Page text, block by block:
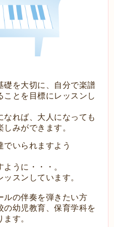
礎を大切に、自分で楽譜
ことを目標にレッスンし
なれば、大人になっても
みができます。
でいられますよう
うに・・・。
スンしています。
ルの伴奏を弾きたい方
の幼児教育、保育学科を
す。